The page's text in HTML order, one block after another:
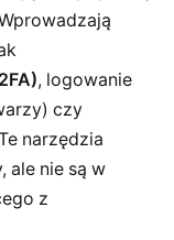
, logowanie
czy
narzędzia
ale nie są w
z